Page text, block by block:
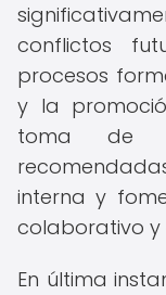
conflictos
procesos
y la
toma de
interna y
colaborativo y
En última